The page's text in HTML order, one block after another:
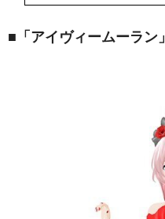
■「アイヴィームーラン」